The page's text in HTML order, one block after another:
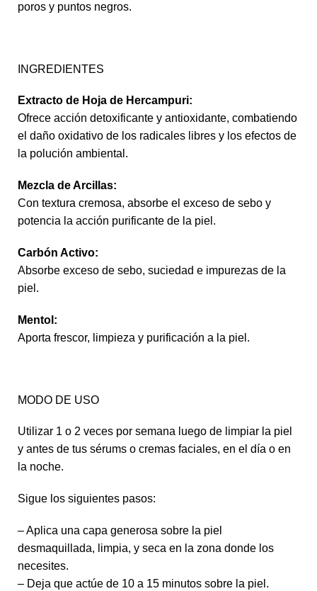
poros y puntos negros.
INGREDIENTES
Extracto de Hoja de Hercampuri:
Ofrece acción detoxificante y antioxidante, combatiendo
el daño oxidativo de los radicales libres y los efectos de
la polución ambiental.
Mezcla de Arcillas:
Con textura cremosa, absorbe el exceso de sebo y
potencia la acción purificante de la piel.
Carbón Activo:
Absorbe exceso de sebo, suciedad e impurezas de la
piel.
Mentol:
Aporta frescor, limpieza y purificación a la piel.
MODO DE USO
Utilizar 1 o 2 veces por semana luego de limpiar la piel
y antes de tus sérums o cremas faciales, en el día o en
la noche.
Sigue los siguientes pasos:
– Aplica una capa generosa sobre la piel
desmaquillada, limpia, y seca en la zona donde los
necesites.
– Deja que actúe de 10 a 15 minutos sobre la piel.